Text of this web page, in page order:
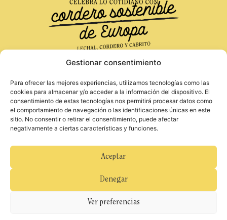
Gestionar consentimiento
Para ofrecer las mejores experiencias, utilizamos tecnologías como las
cookies para almacenar y/o acceder a la información del dispositivo. El
consentimiento de estas tecnologías nos permitirá procesar datos como
el comportamiento de navegación o las identificaciones únicas en este
sitio. No consentir o retirar el consentimiento, puede afectar
negativamente a ciertas características y funciones.
Aceptar
Denegar
Ver preferencias
Financiado por la Unión Europea. Las opiniones
y puntos de vista expresados solo comprometen a
su(s) autor(es) y no reflejan necesariamente los
de la Unión Europea o de la Agencia Ejecutiva
Europea de Investigación (REA). Ni la Unión
considerados responsables de ellos.
Para obtener más información sobre hábitos
Sanidad, Consumo y Bienestar Social
https://www.aesan.gob.es/AECOSAN/docs/documentos/nutricion/
Aviso Legal
Política de Privacidad
Política de Cookies